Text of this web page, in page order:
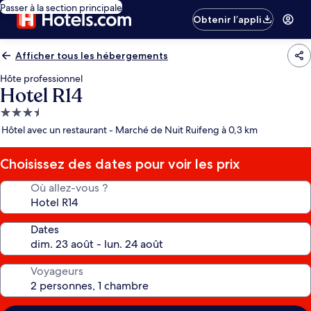
Passer à la section principale
Obtenir l’appli
Afficher tous les hébergements
Hôte professionnel
Hotel R14
Hébergement
3.5 étoiles
Hôtel avec un restaurant - Marché de Nuit Ruifeng à 0,3 km
Choisissez des dates pour voir les prix
Où allez-vous ?
Dates
Voyageurs